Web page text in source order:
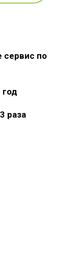
сервис по
год
раза